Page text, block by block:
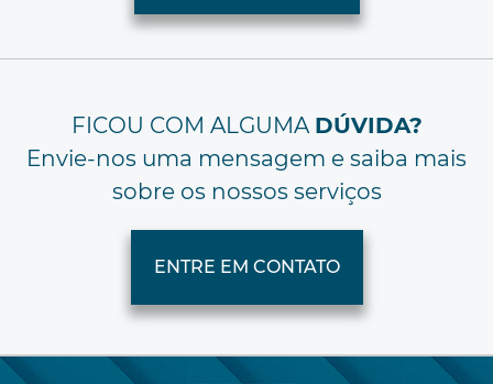
FICOU COM ALGUMA DÚVIDA?
Envie-nos uma mensagem e saiba mais
sobre os nossos serviços
ENTRE EM CONTATO